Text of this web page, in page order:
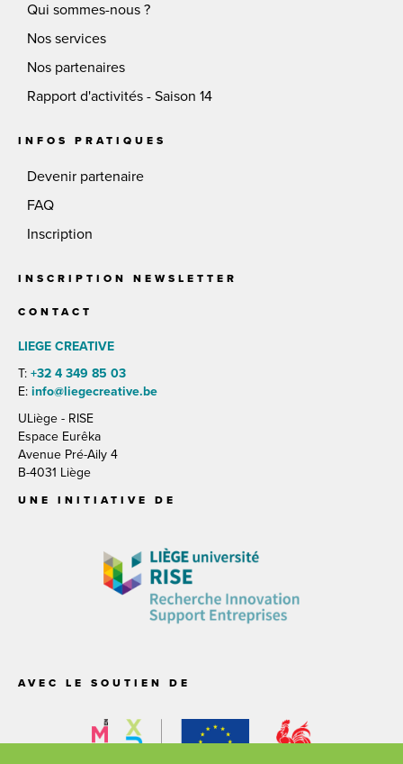
Qui sommes-nous ?
Nos services
Nos partenaires
Rapport d'activités - Saison 14
INFOS PRATIQUES
Devenir partenaire
FAQ
Inscription
INSCRIPTION NEWSLETTER
CONTACT
LIEGE CREATIVE
T: +32 4 349 85 03
E: info@liegecreative.be
ULiège - RISE
Espace Eurêka
Avenue Pré-Aily 4
B-4031 Liège
UNE INITIATIVE DE
AVEC LE SOUTIEN DE